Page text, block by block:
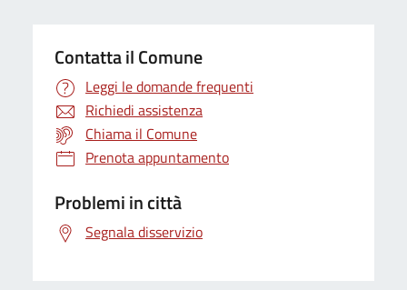
Contatta il Comune
Leggi le domande frequenti
Richiedi assistenza
Chiama il Comune
Prenota appuntamento
Problemi in città
Segnala disservizio